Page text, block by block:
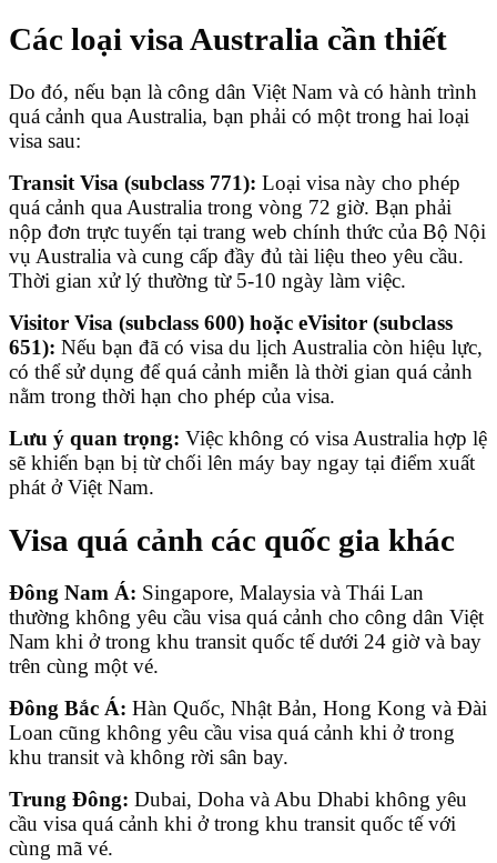
Các loại visa Australia cần thiết
Do đó, nếu bạn là công dân Việt Nam và có hành trình
quá cảnh qua Australia, bạn phải có một trong hai loại
visa sau:
Transit Visa (subclass 771): Loại visa này cho phép
quá cảnh qua Australia trong vòng 72 giờ. Bạn phải
nộp đơn trực tuyến tại trang web chính thức của Bộ Nội
vụ Australia và cung cấp đầy đủ tài liệu theo yêu cầu.
Thời gian xử lý thường từ 5-10 ngày làm việc.
Visitor Visa (subclass 600) hoặc eVisitor (subclass
651): Nếu bạn đã có visa du lịch Australia còn hiệu lực,
có thể sử dụng để quá cảnh miễn là thời gian quá cảnh
nằm trong thời hạn cho phép của visa.
Lưu ý quan trọng: Việc không có visa Australia hợp lệ
sẽ khiến bạn bị từ chối lên máy bay ngay tại điểm xuất
phát ở Việt Nam.
Visa quá cảnh các quốc gia khác
Đông Nam Á: Singapore, Malaysia và Thái Lan
thường không yêu cầu visa quá cảnh cho công dân Việt
Nam khi ở trong khu transit quốc tế dưới 24 giờ và bay
trên cùng một vé.
Đông Bắc Á: Hàn Quốc, Nhật Bản, Hong Kong và Đài
Loan cũng không yêu cầu visa quá cảnh khi ở trong
khu transit và không rời sân bay.
Trung Đông: Dubai, Doha và Abu Dhabi không yêu
cầu visa quá cảnh khi ở trong khu transit quốc tế với
cùng mã vé.